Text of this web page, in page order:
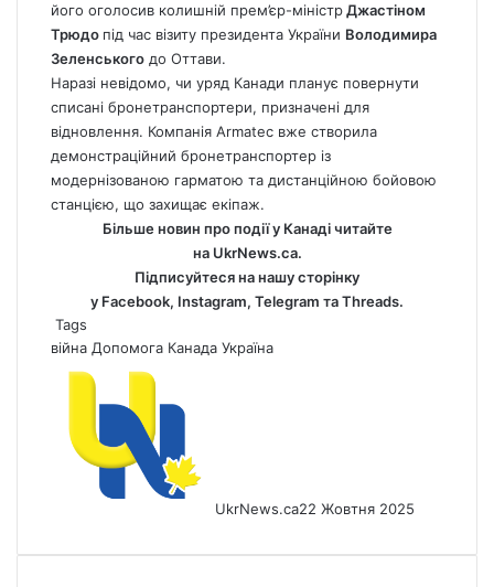
його оголосив колишній прем’єр-міністрДжастіном
Трюдо під час візиту президента України Володимира
Зеленського до Оттави.
Наразі невідомо, чи уряд Канади планує повернути
списані бронетранспортери, призначені для
відновлення. Компанія Armatec вже створила
демонстраційний бронетранспортер із
модернізованою гарматою та дистанційною бойовою
станцією, що захищає екіпаж.
Більше новин про події у Канаді читайте
на UkrNews.ca.
Підписуйтеся на нашу сторінку
у Facebook, Instagram, Telegram таThreads.
Tags
війна Допомога Канада Україна
UkrNews.ca22 Жовтня 2025